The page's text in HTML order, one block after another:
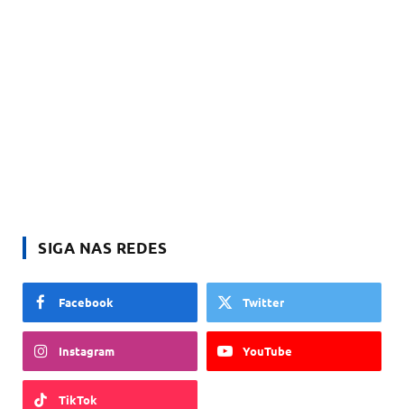
SIGA NAS REDES
Facebook Twitter
Instagram YouTube
TikTok